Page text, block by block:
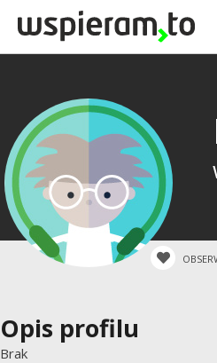
Opis profilu
Brak